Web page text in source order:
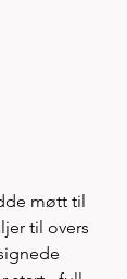
møtt til
til overs